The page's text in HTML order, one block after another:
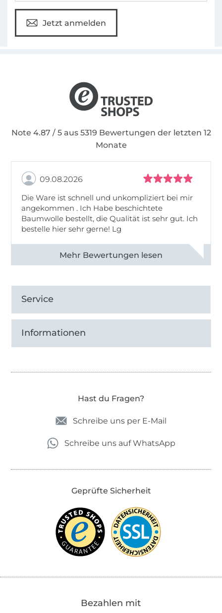
Jetzt anmelden
Note 4.87 / 5 aus 5319 Bewertungen der letzten 12
Monate
09.08.2026
Die Ware ist schnell und unkompliziert bei mir
angekommen . Ich Habe beschichtete
Baumwolle bestellt, die Qualität ist sehr gut. Ich
bestelle hier sehr gerne! Lg
Alle 83031 Bewertungen ansehen
Service
Informationen
Hast du Fragen?
Schreibe uns per E-Mail
Schreibe uns auf WhatsApp
Geprüfte Sicherheit
Bezahlen mit